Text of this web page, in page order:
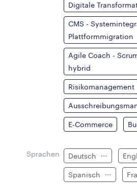
Digitale
CMS -
Plattformmigration
Agile Coach -
hybrid
Risikomanagement
E-Commerce
Sprachen Deutsch
Spanisch